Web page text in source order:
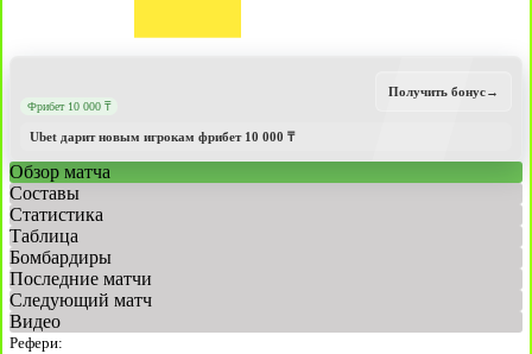
Фрибет 10 000 ₸
Ubet дарит новым игрокам фрибет 10 000 ₸
Получить бонус→
Обзор матча
Составы
Статистика
Таблица
Бомбардиры
Последние матчи
Следующий матч
Видео
Рефери: